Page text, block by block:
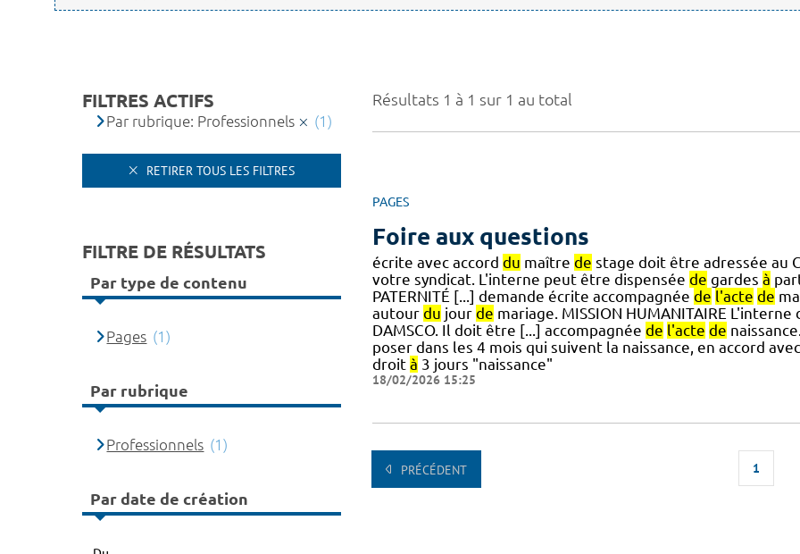
Résultats 1 à 1 sur 1 au total
PAGES
Foire aux questions
écrite avec accord du maître de stage doit être adressée au
votre syndicat. L'interne peut être dispensée de gardes à
PATERNITÉ [...] demande écrite accompagnée de l'acte de
autour du jour de mariage. MISSION HUMANITAIRE
DAMSCO. Il doit être [...] accompagnée de l'acte de
poser dans les 4 mois qui suivent la naissance, en accord
droit à 3 jours "naissance"
18/02/2026 15:25
PRÉCÉDENT 1
FILTRES ACTIFS
Par rubrique: Professionnels (1)
RETIRER TOUS LES FILTRES
FILTRE DE RÉSULTATS
Par type de contenu
Pages (1)
Par rubrique
Professionnels (1)
Par date de création